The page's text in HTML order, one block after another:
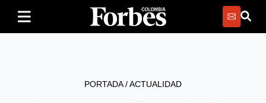
PORTADA/ACTUALIDAD